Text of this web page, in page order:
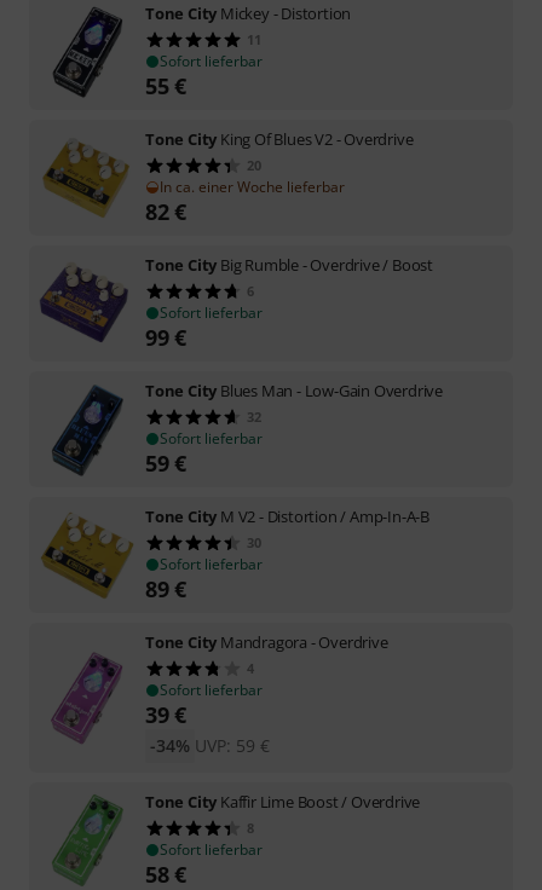
Tone City Mickey - Distortion
11
Sofort lieferbar
55€
Tone City King Of Blues V2 - Overdrive
20
In ca. einer Woche lieferbar
82€
Tone City Big Rumble - Overdrive / Boost
6
Sofort lieferbar
99€
Tone City Blues Man - Low-Gain Overdrive
32
Sofort lieferbar
59€
Tone City M V2 - Distortion / Amp-In-A-B
30
Sofort lieferbar
89€
Tone City Mandragora - Overdrive
4
Sofort lieferbar
39€
UVP: 59 €
-34%
Tone City Kaffir Lime Boost / Overdrive
8
Sofort lieferbar
58€